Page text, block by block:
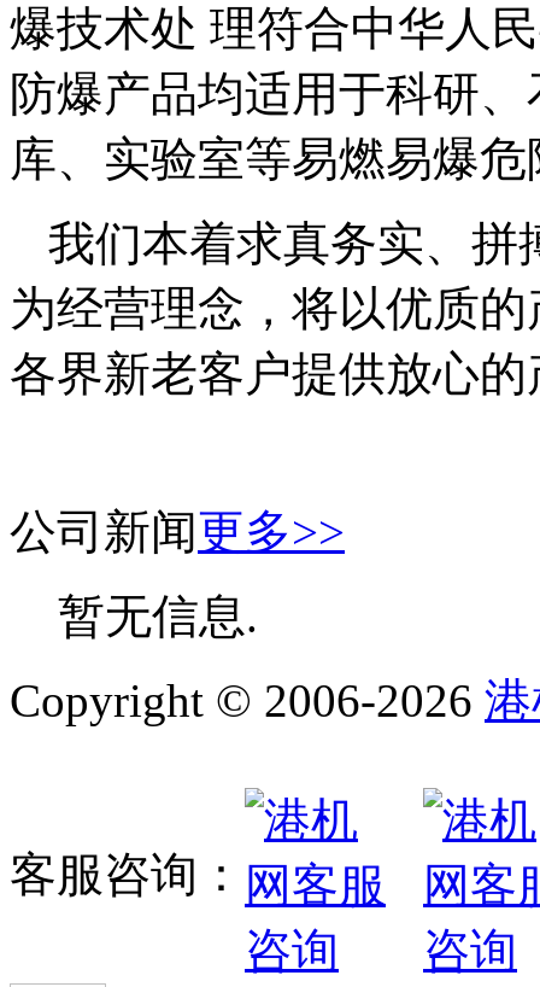
爆技术处 理符合中华人
防爆产品均适用于科研
库、实验室等易燃易爆
我们本着求真务实、拼
为经营理念，将以优质
各界新老客户提供放心
公司新闻更多>>
暂无信息.
Copyright © 2006-2026
客服咨询：